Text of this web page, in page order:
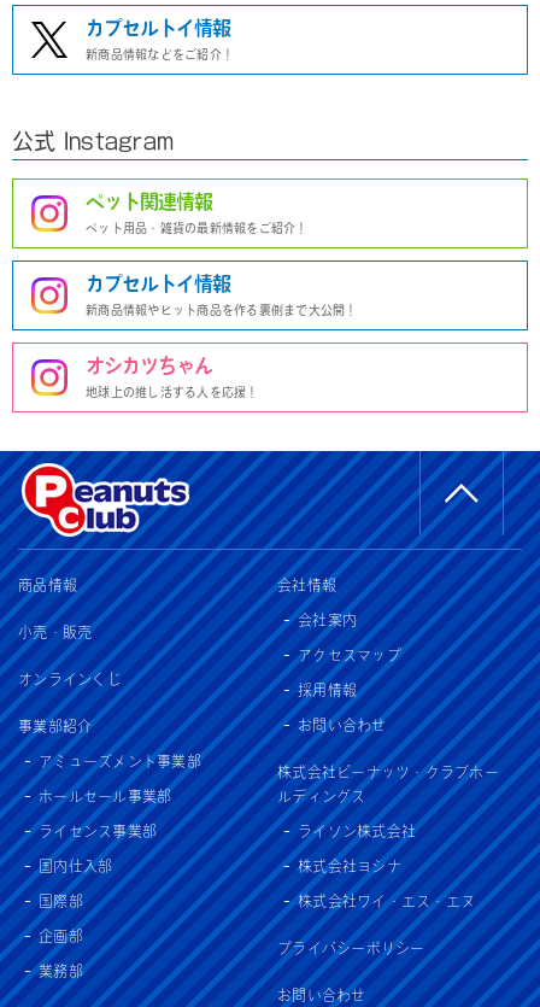
カプセルトイ情報
新商品情報などをご紹介！
公式 Instagram
ペット関連情報
ペット用品・雑貨の最新情報をご紹介！
カプセルトイ情報
新商品情報やヒット商品を作る裏側まで大公開！
オシカツちゃん
地球上の推し活する人を応援！
商品情報
小売・販売
オンラインくじ
事業部紹介
アミューズメント事業部
ホールセール事業部
ライセンス事業部
国内仕入部
国際部
企画部
業務部
会社情報
会社案内
アクセスマップ
採用情報
お問い合わせ
株式会社ピーナッツ・クラブホー
ルディングス
ライソン株式会社
株式会社ヨシナ
株式会社ワイ・エス・エヌ
プライバシーポリシー
お問い合わせ